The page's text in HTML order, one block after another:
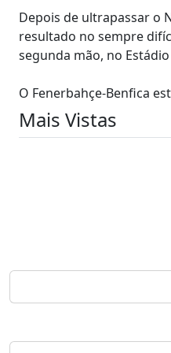
Depois de ultrapassar o
resultado no sempre
segunda mão, no
O Fenerbahçe-Benfica
Mais Vistas